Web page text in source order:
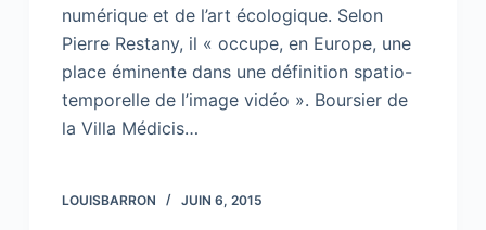
numérique et de l’art écologique. Selon
Pierre Restany, il « occupe, en Europe, une
place éminente dans une définition spatio-
temporelle de l’image vidéo ». Boursier de
la Villa Médicis…
LOUISBARRON JUIN 6, 2015